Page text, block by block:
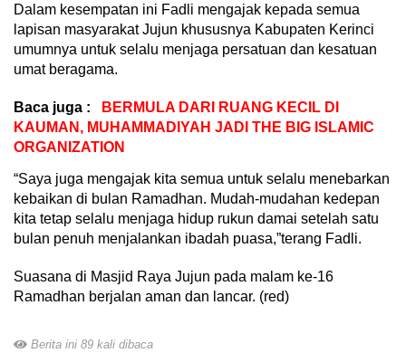
Dalam kesempatan ini Fadli mengajak kepada semua
lapisan masyarakat Jujun khususnya Kabupaten Kerinci
umumnya untuk selalu menjaga persatuan dan kesatuan
umat beragama.
Baca juga :
BERMULA DARI RUANG KECIL DI
KAUMAN, MUHAMMADIYAH JADI THE BIG ISLAMIC
ORGANIZATION
“Saya juga mengajak kita semua untuk selalu menebarkan
kebaikan di bulan Ramadhan. Mudah-mudahan kedepan
kita tetap selalu menjaga hidup rukun damai setelah satu
bulan penuh menjalankan ibadah puasa,”terang Fadli.
Suasana di Masjid Raya Jujun pada malam ke-16
Ramadhan berjalan aman dan lancar. (red)
Berita ini 89 kali dibaca